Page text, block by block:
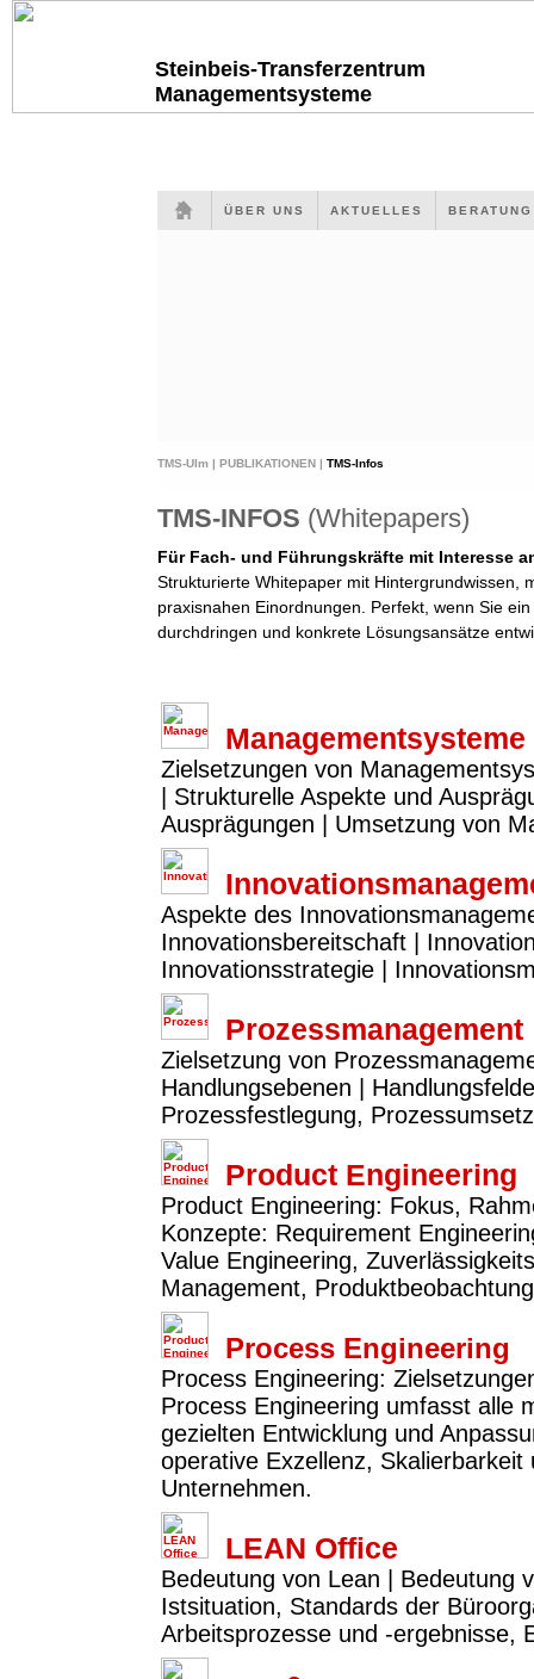
Steinbeis-Transferzentrum
Managementsysteme
ÜBER UNS AKTUELLES
TMS-Ulm | PUBLIKATIONEN | TMS-Infos
TMS-INFOS (Whitepapers)
Für Fach- und Führungskräfte mit Interesse
Strukturierte Whitepaper mit Hintergrundwissen,
praxisnahen Einordnungen. Perfekt, wenn Sie
durchdringen und konkrete Lösungsansätze
Managementsysteme
Zielsetzungen von
| Strukturelle Aspekte und
Ausprägungen | Umsetzung von
Aspekte des
Innovationsbereitschaft |
Innovationsstrategie |
Prozessmanagement
Zielsetzung von
Handlungsebenen |
Prozessfestlegung,
Product Engineering
Product Engineering: Fokus,
Konzepte: Requirement
Value Engineering,
Management,
Process Engineering
Process Engineering:
Process Engineering umfasst alle
gezielten Entwicklung und
operative Exzellenz,
Unternehmen.
LEAN Office
Bedeutung von Lean | Bedeutung
Istsituation, Standards der
Arbeitsprozesse und -ergebnisse,